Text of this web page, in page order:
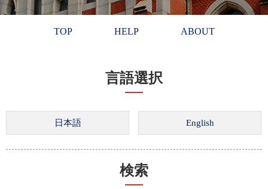
TOP HELP ABOUT
言語選択
検索